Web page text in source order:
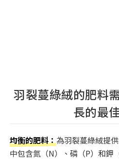
羽裂蔓綠絨的肥料
長的最
均衡的肥料：為羽裂蔓綠絨提
中包含氮（N）、磷（P）和鉀